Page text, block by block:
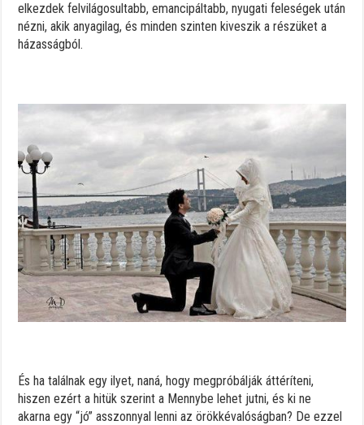
elkezdek felvilágosultabb, emancipáltabb, nyugati feleségek után
nézni, akik anyagilag, és minden szinten kiveszik a részüket a
házasságból.
És ha találnak egy ilyet, naná, hogy megpróbálják áttéríteni,
hiszen ezért a hitük szerint a Mennybe lehet jutni, és ki ne
akarna egy “jó” asszonnyal lenni az örökkévalóságban? De ezzel